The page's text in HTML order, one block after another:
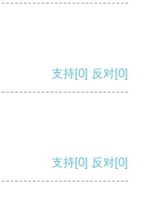
支持[0] 反对[0]
支持[0] 反对[0]